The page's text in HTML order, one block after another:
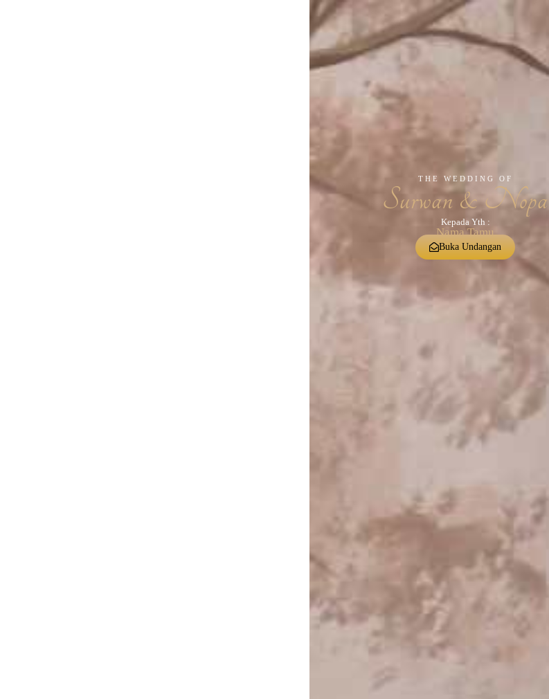
THE WEDDING OF
Surwan & Nopa
Kepada Yth :
Nama Tamu
Buka Undangan
THE WEDDING OF
Surwan
& Nopa